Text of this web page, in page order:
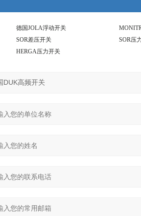
德国JOLA浮动开关
SOR差压开关 SOR压
HERGA压力开关